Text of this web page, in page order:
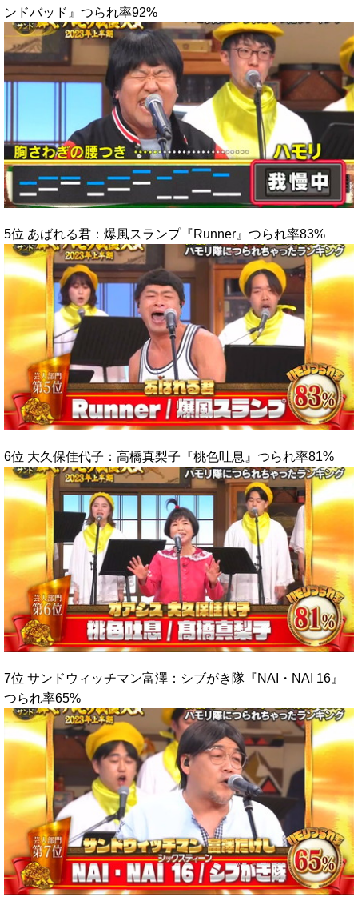
ンドバッド』つられ率92%
5位 あばれる君：爆風スランプ『Runner』つられ率83%
6位 大久保佳代子：高橋真梨子『桃色吐息』つられ率81%
7位 サンドウィッチマン富澤：シブがき隊『NAI・NAI 16』
つられ率65%